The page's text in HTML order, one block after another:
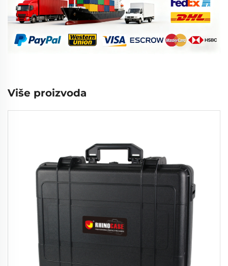
Više proizvoda